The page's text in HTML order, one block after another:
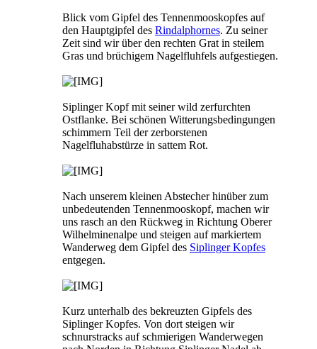
Blick vom Gipfel des Tennenmooskopfes auf
den Hauptgipfel des Rindalphornes. Zu seiner
Zeit sind wir über den rechten Grat in steilem
Gras und brüchigem Nagelfluhfels aufgestiegen.
Siplinger Kopf mit seiner wild zerfurchten
Ostflanke. Bei schönen Witterungsbedingungen
schimmern Teil der zerborstenen
Nagelfluhabstürze in sattem Rot.
Nach unserem kleinen Abstecher hinüber zum
unbedeutenden Tennenmooskopf, machen wir
uns rasch an den Rückweg in Richtung Oberer
Wilhelminenalpe und steigen auf markiertem
Wanderweg dem Gipfel des Siplinger Kopfes
entgegen.
Kurz unterhalb des bekreuzten Gipfels des
Siplinger Kopfes. Von dort steigen wir
schnurstracks auf schmierigen Wanderwegen